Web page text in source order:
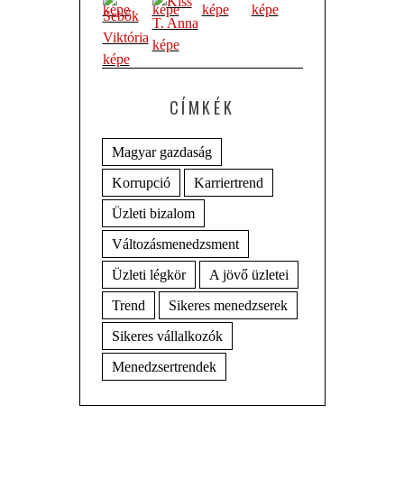
CÍMKÉK
Magyar gazdaság
Korrupció
Karriertrend
Üzleti bizalom
Változásmenedzsment
Üzleti légkör
A jövő üzletei
Trend
Sikeres menedzserek
Sikeres vállalkozók
Menedzsertrendek